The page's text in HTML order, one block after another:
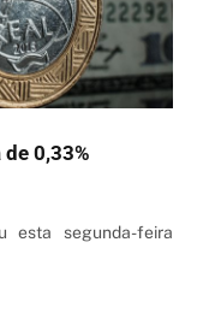
0,33%
esta segunda-feira